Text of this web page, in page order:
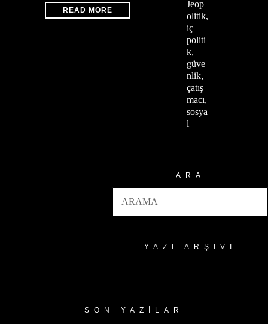
READ MORE
Jeop
olitik,
iç
politi
k,
güve
nlik,
çatış
macı,
sosya
l
ARA
YAZI ARŞIVI
SON YAZILAR